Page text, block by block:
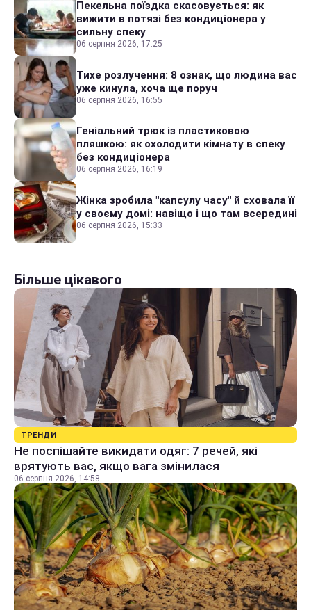
Пекельна поїздка скасовується: як
вижити в потязі без кондиціонера у
сильну спеку
06 серпня 2026, 17:25
Тихе розлучення: 8 ознак, що людина вас
уже кинула, хоча ще поруч
06 серпня 2026, 16:55
Геніальний трюк із пластиковою
пляшкою: як охолодити кімнату в спеку
без кондиціонера
06 серпня 2026, 16:19
Жінка зробила "капсулу часу" й сховала її
у своєму домі: навіщо і що там всередині
06 серпня 2026, 15:33
Більше цікавого
ТРЕНДИ
Не поспішайте викидати одяг: 7 речей, які
врятують вас, якщо вага змінилася
06 серпня 2026, 14:58